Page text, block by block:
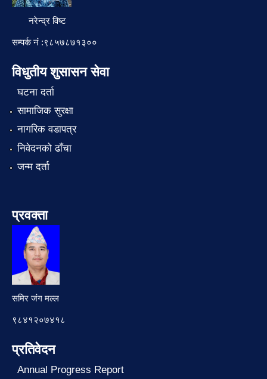
नरेन्द्र विष्ट
सम्पर्क नं :९८५७८७१३००
विधुतीय शुसासन सेवा
घटना दर्ता
सामाजिक सुरक्षा
नागरिक वडापत्र
निवेदनको ढाँचा
जन्म दर्ता
प्रवक्ता
समिर जंग मल्ल
९८४१२०७४१८
प्रतिवेदन
Annual Progress Report